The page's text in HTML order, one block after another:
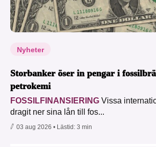
Nyheter
Storbanker öser in pengar i
petrokemi
FOSSILFINANSIERING Vissa
dragit ner sina lån till fos...
03 aug 2026 • Lästid: 3 min